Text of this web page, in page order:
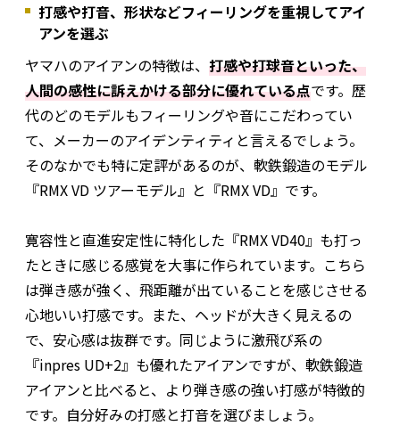
打感や打音、形状などフィーリングを重視してアイ
アンを選ぶ
ヤマハのアイアンの特徴は、 打感や打球音といった、
人間の感性に訴えかける部分に優れている点です。歴
代のどのモデルもフィーリングや音にこだわってい
て、メーカーのアイデンティティと言えるでしょう。
そのなかでも特に定評があるのが、軟鉄鍛造のモデル
『RMX VD ツアーモデル』と『RMX VD』です。
寛容性と直進安定性に特化した『RMX VD40』も打っ
たときに感じる感覚を大事に作られています。こちら
は弾き感が強く、飛距離が出ていることを感じさせる
心地いい打感です。また、ヘッドが大きく見えるの
で、安心感は抜群です。同じように激飛び系の
『inpres UD+2』も優れたアイアンですが、軟鉄鍛造
アイアンと比べると、より弾き感の強い打感が特徴的
です。自分好みの打感と打音を選びましょう。